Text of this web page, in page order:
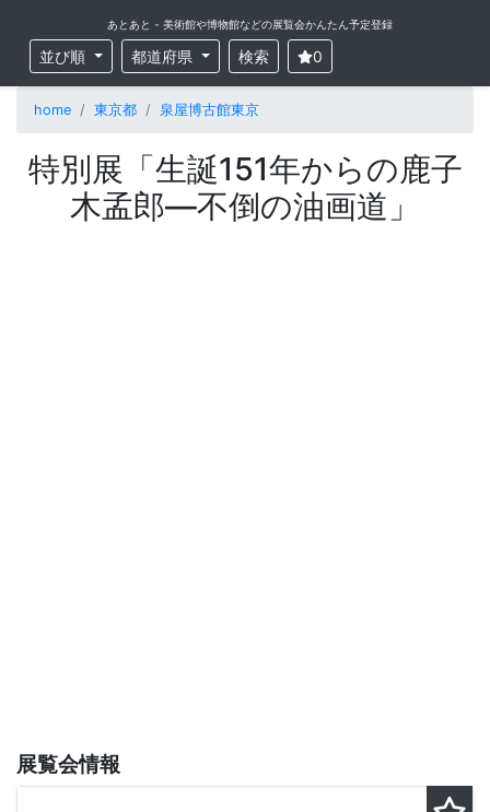
あとあと - 美術館や博物館などの展覧会かんたん予定登録
並び順 都道府県 検索 0
home 東京都 泉屋博古館東京
特別展「生誕151年からの鹿子
木孟郎―不倒の油画道」
展覧会情報